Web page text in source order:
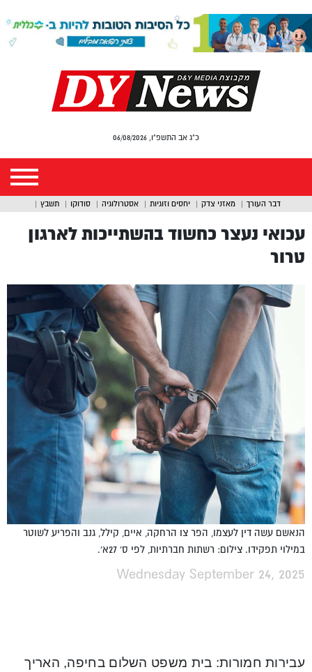
כ"ג אב התשפ"ו, 06/08/2026
דבר העורך מאזני צדק יחסים וזוגיות אסטרולוגיה סודוקו תשבץ
עכואי נעצר כחשוד בהשתייכות לארגון
טרור
הנאשם עשה דין לעצמו, הפר צו הרחקה, איים, קילל, גנב והפריע לשוטר
במילוי תפקידו. צילום: רשתות חברתיות, לפי ס' 27א'.
Wednesday September 24, 2025
עבירות חמורות: בית משפט השלום בחיפה, האריך